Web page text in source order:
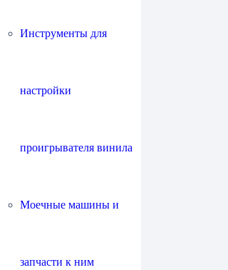
Инструменты для
настройки
проигрывателя винила
Моечные машины и
запчасти к ним